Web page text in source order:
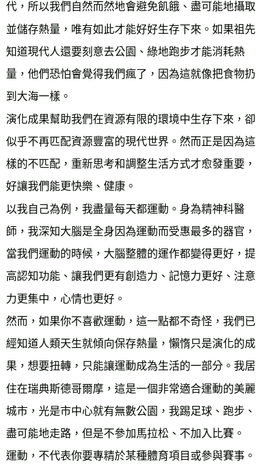
代，所以我們自然而然地會避免飢餓、盡可能地攝取
並儲存熱量，唯有如此才能好好生存下來。如果祖先
知道現代人還要刻意去公園、綠地跑步才能消耗熱
量，他們恐怕會覺得我們瘋了，因為這就像把食物扔
到大海一樣。
演化成果幫助我們在資源有限的環境中生存下來，卻
似乎不再匹配資源豐富的現代世界。然而正是因為這
樣的不匹配，重新思考和調整生活方式才愈發重要，
好讓我們能更快樂、健康。
以我自己為例，我盡量每天都運動。身為精神科醫
師，我深知大腦是全身因為運動而受惠最多的器官，
當我們運動的時候，大腦整體的運作都變得更好，提
高認知功能、讓我們更有創造力、記憶力更好、注意
力更集中，心情也更好。
然而，如果你不喜歡運動，這一點都不奇怪，我們已
經知道人類天生就傾向保存熱量，懶惰只是演化的成
果，想要扭轉，只能讓運動成為生活的一部分。我居
住在瑞典斯德哥爾摩，這是一個非常適合運動的美麗
城市，光是市中心就有無數公園，我踢足球、跑步、
盡可能地走路，但是不參加馬拉松、不加入比賽。
運動，不代表你要專精於某種體育項目或參與賽事。